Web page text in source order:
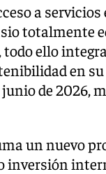
a
totalmente
todo ello
en
de 2026,
un nuevo
inversión